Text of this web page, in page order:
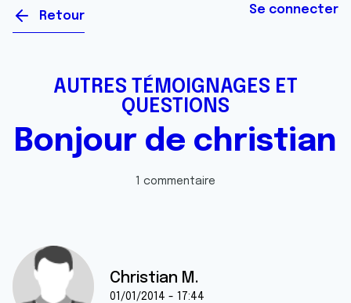
Retour Se connecter
AUTRES TÉMOIGNAGES ET
QUESTIONS
Bonjour de christian
1 commentaire
Christian M.
01/01/2014 - 17:44